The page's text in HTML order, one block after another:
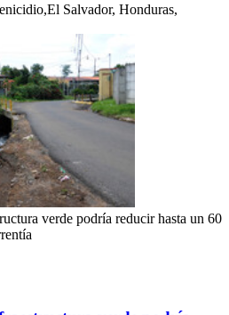
Salvador, Honduras,
verde podría reducir hasta un 60